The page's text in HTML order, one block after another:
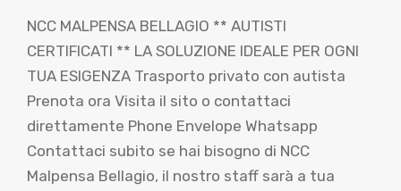
NCC MALPENSA BELLAGIO ** AUTISTI
CERTIFICATI ** LA SOLUZIONE IDEALE PER OGNI
TUA ESIGENZA Trasporto privato con autista
Prenota ora Visita il sito o contattaci
direttamente Phone Envelope Whatsapp
Contattaci subito se hai bisogno di NCC
Malpensa Bellagio, il nostro staff sarà a tua